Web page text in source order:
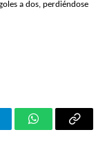
a dos, perdiéndose
WhatsApp
Copy